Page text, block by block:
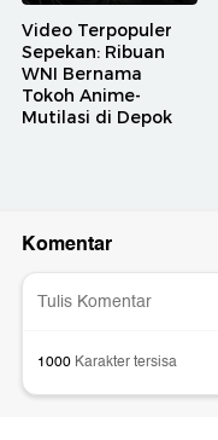
Video Terpopuler
Sepekan: Ribuan
WNI Bernama
Tokoh Anime-
Mutilasi di Depok